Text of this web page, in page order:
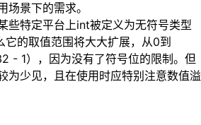
场景下的需求。
些特定平台上int被定义为无符号类型
它的取值范围将大大扩展，从0到
- 1），因为没有了符号位的限制。但
为少见，且在使用时应特别注意数值溢